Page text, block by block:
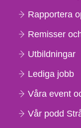
Rapportera
Remisser
Utbildningar
Lediga jobb
Våra event
Vår podd